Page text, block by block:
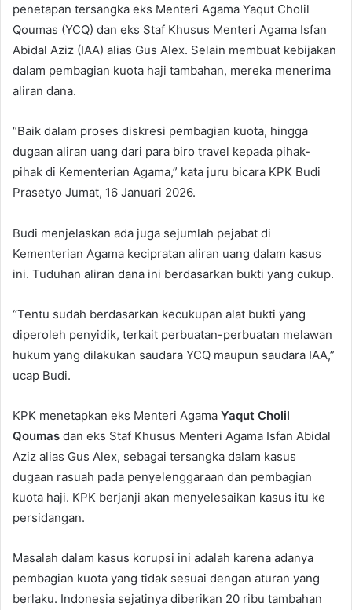
penetapan tersangka eks Menteri Agama Yaqut Cholil
Qoumas (YCQ) dan eks Staf Khusus Menteri Agama Isfan
Abidal Aziz (IAA) alias Gus Alex. Selain membuat kebijakan
dalam pembagian kuota haji tambahan, mereka menerima
aliran dana.
“Baik dalam proses diskresi pembagian kuota, hingga
dugaan aliran uang dari para biro travel kepada pihak-
pihak di Kementerian Agama,” kata juru bicara KPK Budi
Prasetyo Jumat, 16 Januari 2026.
Budi menjelaskan ada juga sejumlah pejabat di
Kementerian Agama kecipratan aliran uang dalam kasus
ini. Tuduhan aliran dana ini berdasarkan bukti yang cukup.
“Tentu sudah berdasarkan kecukupan alat bukti yang
diperoleh penyidik, terkait perbuatan-perbuatan melawan
hukum yang dilakukan saudara YCQ maupun saudara IAA,”
ucap Budi.
KPK menetapkan eks Menteri Agama Yaqut Cholil
Qoumas dan eks Staf Khusus Menteri Agama Isfan Abidal
Aziz alias Gus Alex, sebagai tersangka dalam kasus
dugaan rasuah pada penyelenggaraan dan pembagian
kuota haji. KPK berjanji akan menyelesaikan kasus itu ke
persidangan.
Masalah dalam kasus korupsi ini adalah karena adanya
pembagian kuota yang tidak sesuai dengan aturan yang
berlaku. Indonesia sejatinya diberikan 20 ribu tambahan